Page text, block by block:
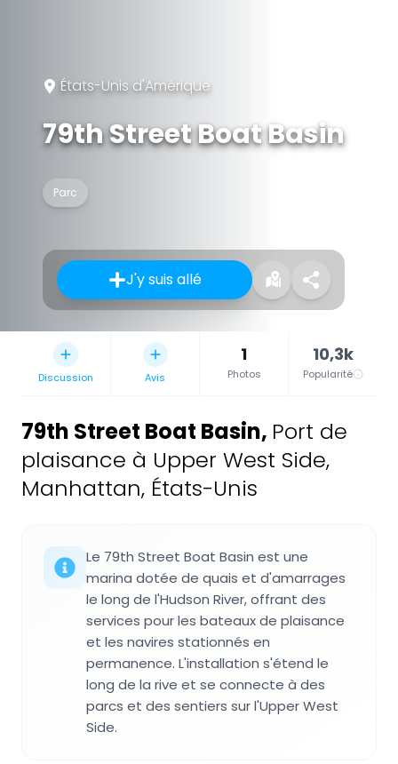
États-Unis d'Amérique
79th Street Boat Basin
Parc
J'y suis allé
Discussion Avis
1
Photos
10,3k
Popularité
79th Street Boat Basin, Port de
plaisance à Upper West Side,
Manhattan, États-Unis
Le 79th Street Boat Basin est une
marina dotée de quais et d'amarrages
le long de l'Hudson River, offrant des
services pour les bateaux de plaisance
et les navires stationnés en
permanence. L'installation s'étend le
long de la rive et se connecte à des
parcs et des sentiers sur l'Upper West
Side.